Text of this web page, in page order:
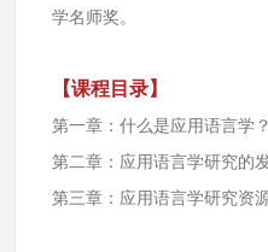
学名师奖。
【课程目录】
第一章： 什么是应用语言学？
第二章： 应用语言学研究的
第三章： 应用语言学研究资